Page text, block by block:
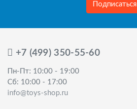
Подписаться
+7 (499) 350-55-60
Пн-Пт: 10:00 - 19:00
Сб: 10:00 - 17:00
info@toys-shop.ru